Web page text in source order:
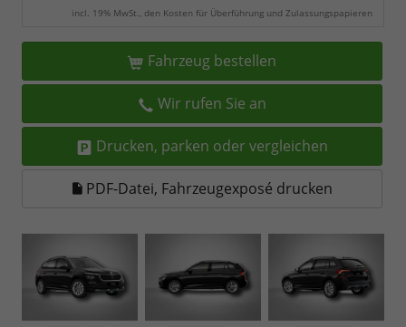
incl. 19% MwSt., den Kosten für Überführung und Zulassungspapieren
Fahrzeug bestellen
Wir rufen Sie an
Drucken, parken oder vergleichen
PDF-Datei, Fahrzeugexposé drucken